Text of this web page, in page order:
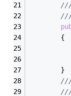
///
		{
		}
///